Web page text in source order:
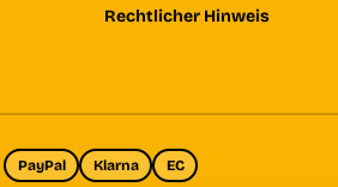
Rechtlicher Hinweis
PayPal Klarna EC